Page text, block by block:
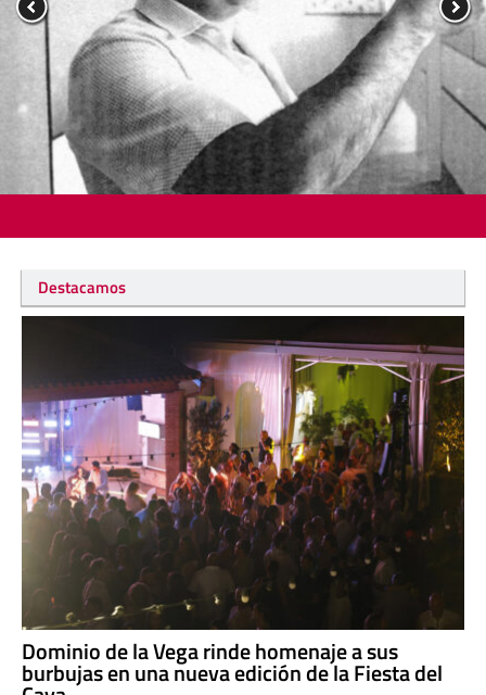
Destacamos
Dominio de la Vega rinde homenaje a sus
burbujas en una nueva edición de la Fiesta del